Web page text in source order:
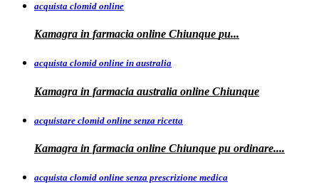
acquista clomid online
Kamagra in farmacia online Chiunque pu...
acquista clomid online in australia
Kamagra in farmacia australia online Chiunque
acquistare clomid online senza ricetta
Kamagra in farmacia online Chiunque pu ordinare....
acquista clomid online senza prescrizione medica